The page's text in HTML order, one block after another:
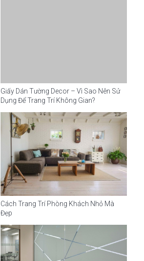
Giấy Dán Tường Decor – Vì Sao Nên Sử
Dụng Để Trang Trí Không Gian?
Cách Trang Trí Phòng Khách Nhỏ Mà
Đẹp